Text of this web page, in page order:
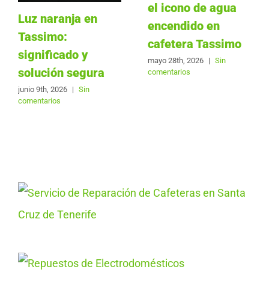
Luz naranja en
Tassimo:
significado y
solución segura
junio 9th, 2026 | Sin
comentarios
el icono de agua
encendido en
cafetera Tassimo
mayo 28th, 2026 | Sin
comentarios